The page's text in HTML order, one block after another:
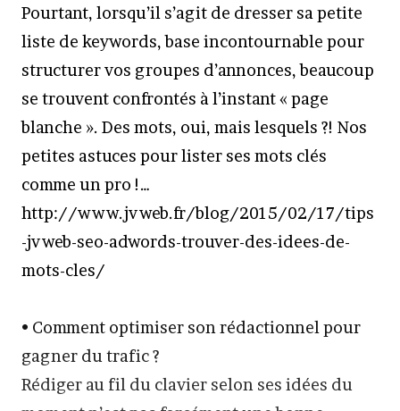
Pourtant, lorsqu’il s’agit de dresser sa petite
liste de keywords, base incontournable pour
structurer vos groupes d’annonces, beaucoup
se trouvent confrontés à l’instant « page
blanche ». Des mots, oui, mais lesquels ?! Nos
petites astuces pour lister ses mots clés
comme un pro !…
http://www.jvweb.fr/blog/2015/02/17/tips
-jvweb-seo-adwords-trouver-des-idees-de-
mots-cles/
• Comment optimiser son rédactionnel pour
gagner du trafic ?
Rédiger au fil du clavier selon ses idées du